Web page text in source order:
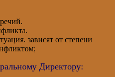
зависят от степени
Директору: